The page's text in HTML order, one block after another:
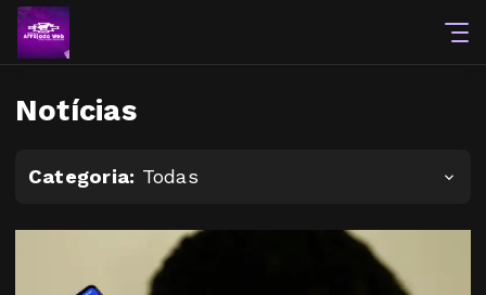
Notícias
Categoria: Todas